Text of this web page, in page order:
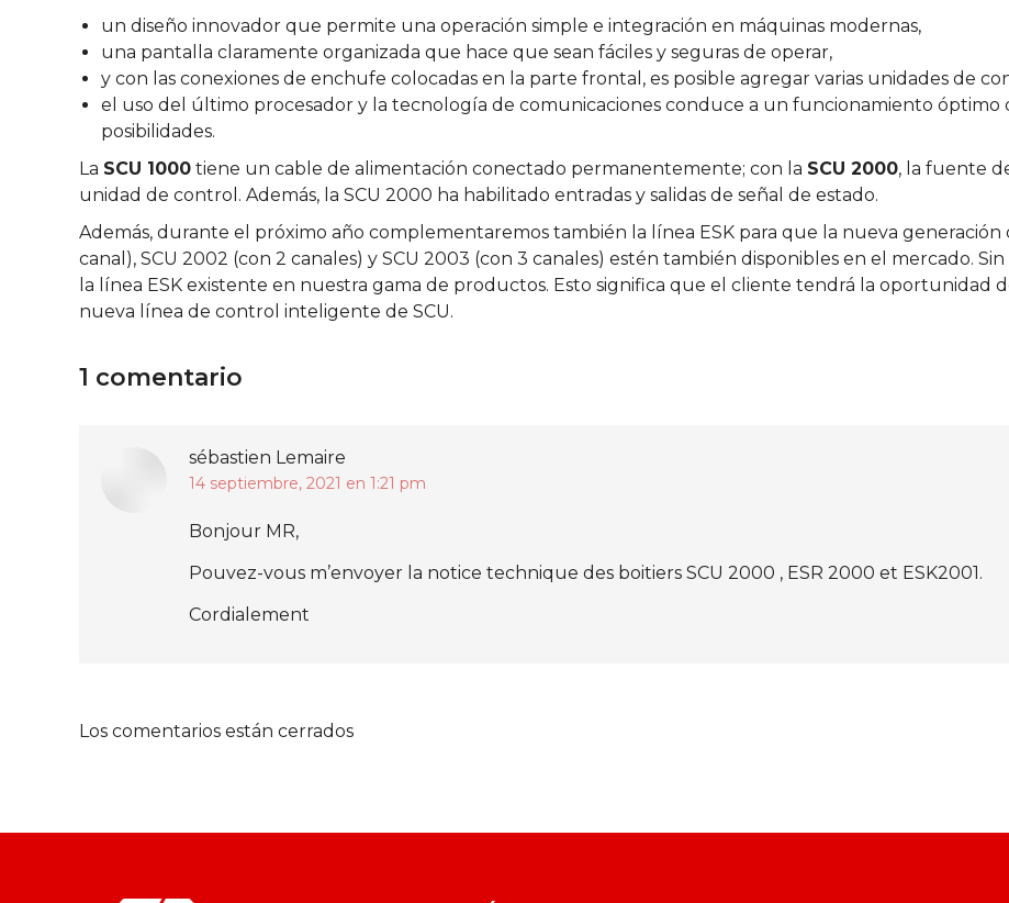
un diseño innovador que permite una operación simple e integración en máquinas modernas,
una pantalla claramente organizada que hace que sean fáciles y seguras de operar,
y con las conexiones de enchufe colocadas en la parte frontal, es posible agregar varias unidades de
el uso del último procesador y la tecnología de comunicaciones conduce a un funcionamiento óptimo
posibilidades.
La SCU 1000 tiene un cable de alimentación conectado permanentemente; con la SCU 2000, la fuente
unidad de control. Además, la SCU 2000 ha habilitado entradas y salidas de señal de estado.
Además, durante el próximo año complementaremos también la línea ESK para que la nueva generación
canal), SCU 2002 (con 2 canales) y SCU 2003 (con 3 canales) estén también disponibles en el mercado.
la línea ESK existente en nuestra gama de productos. Esto significa que el cliente tendrá la oportunidad
nueva línea de control inteligente de SCU.
1 comentario
sébastien Lemaire
dice:
14 septiembre, 2021 en 1:21 pm
Bonjour MR,
Pouvez-vous m’envoyer la notice technique des boitiers SCU 2000 , ESR 2000 et ESK2001.
Cordialement
Los comentarios están cerrados